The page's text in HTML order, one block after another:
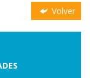
Volver